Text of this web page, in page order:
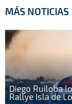
MÁS NOTICIAS
Diego Ruiloba
Rallye Isla de